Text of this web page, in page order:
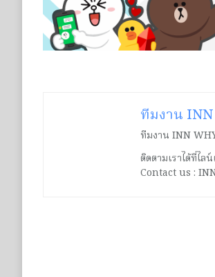
ทีมงาน
ทีมงาน INN
ติดตามเราได้ที่ไ
Contact us :